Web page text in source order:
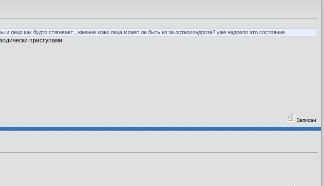
лицо как будто стягивает , жжение кожи лица может ли быть из за остеохондроза? уже надоело это состояние
приступами
Записан